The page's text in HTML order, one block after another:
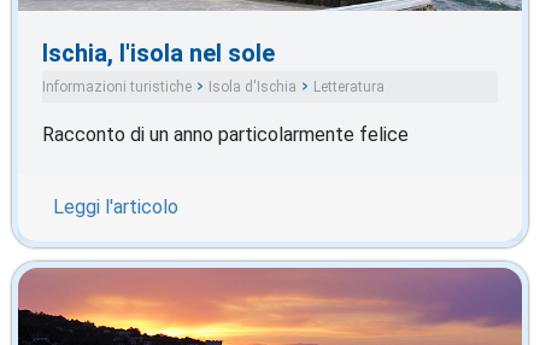
Ischia, l'isola nel sole
Informazioni turistiche Isola d'Ischia Letteratura
Racconto di un anno particolarmente felice
Leggi l'articolo